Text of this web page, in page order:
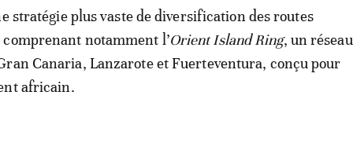
stratégie plus vaste de diversification des routes
notamment l’Orient Island Ring, un réseau
Canaria, Lanzarote et Fuerteventura, conçu pour
africain.